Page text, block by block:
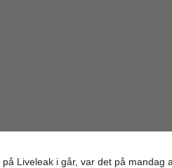
Liveleak i går, var det på mandag